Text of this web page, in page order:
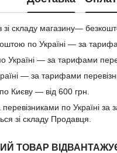
зі складу магазину—
по Україні — за
Україні — за тарифами
— за тарифами
Києву — від 600 грн.
перевізниками по Україні за
зі складу Продавця.
ТОВАР